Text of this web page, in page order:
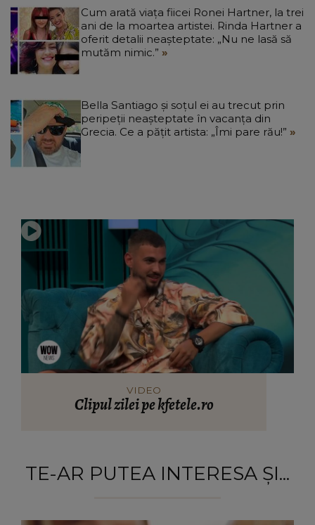
Cum arată viața fiicei Ronei Hartner, la trei
ani de la moartea artistei. Rinda Hartner a
oferit detalii neașteptate: „Nu ne lasă să
mutăm nimic.”
Bella Santiago și soțul ei au trecut prin
peripeții neașteptate în vacanța din
Grecia. Ce a pățit artista: „Îmi pare rău!”
VIDEO
Clipul zilei pe kfetele.ro
TE-AR PUTEA INTERESA ȘI...